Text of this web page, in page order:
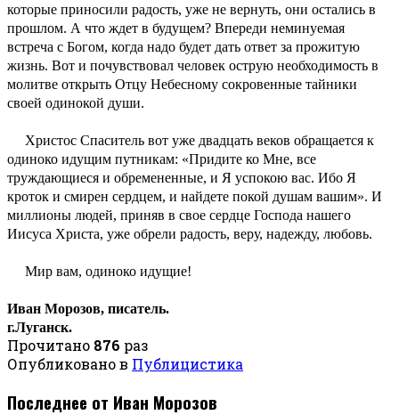
которые приносили радость, уже не вернуть, они остались в
прошлом. А что ждет в будущем? Впереди неминуемая
встреча с Богом, когда надо будет дать ответ за прожитую
жизнь. Вот и почувствовал человек острую необходимость в
молитве открыть Отцу Небесному сокровенные тайники
своей одинокой души.
Христос Спаситель вот уже двадцать веков обращается к
одиноко идущим путникам: «Придите ко Мне, все
труждающиеся и обремененные, и Я успокою вас. Ибо Я
кроток и смирен сердцем, и найдете покой душам вашим». И
миллионы людей, приняв в свое сердце Господа нашего
Иисуса Христа, уже обрели радость, веру, надежду, любовь.
Мир вам, одиноко идущие!
Иван Морозов, писатель.
г.Луганск.
Прочитано 876 раз
Опубликовано в Публицистика
Последнее от Иван Морозов